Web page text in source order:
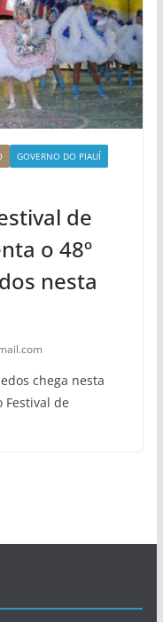
GOVERNO DO PIAUÍ
de
o 48º
nesta
chega nesta
de